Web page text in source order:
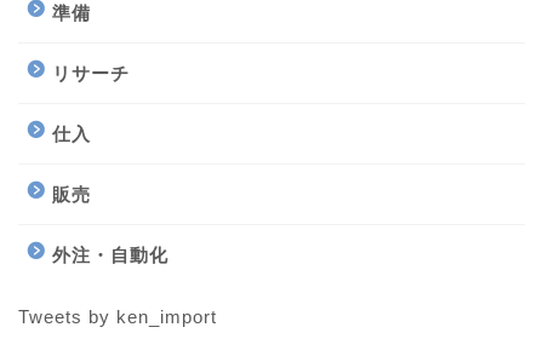
準備
リサーチ
仕入
販売
外注・自動化
Tweets by ken_import